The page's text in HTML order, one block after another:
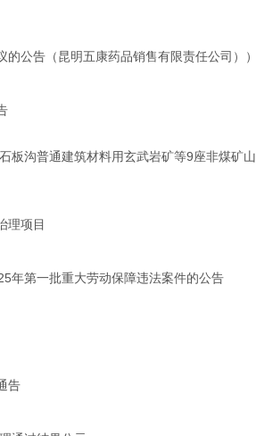
公告（昆明五康药品销售有限责任公司））
板沟普通建筑材料用玄武岩矿等9座非煤矿山
理项目
年第一批重大劳动保障违法案件的公告
告